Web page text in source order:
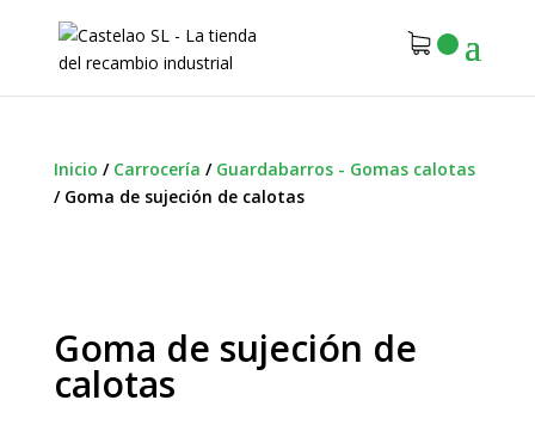
Inicio / Carrocería / Guardabarros - Gomas calotas
/ Goma de sujeción de calotas
Goma de sujeción de
calotas